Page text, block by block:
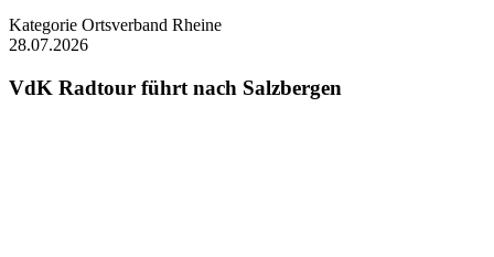
Kategorie Ortsverband Rheine
28.07.2026
VdK Radtour führt nach Salzbergen